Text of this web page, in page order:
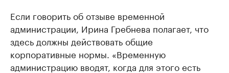
Если говорить об отзыве временной
администрации, Ирина Гребнева полагает, что
здесь должны действовать общие
корпоративные нормы. «Временную
администрацию вводят, когда для этого есть